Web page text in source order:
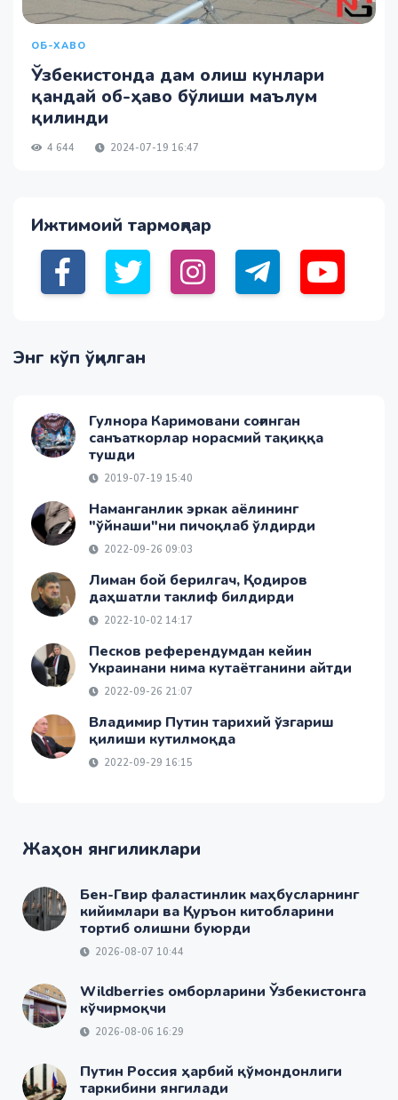
ОБ-ХАВО
Ўзбекистонда дам олиш кунлари
қандай об-ҳаво бўлиши маълум
қилинди
4 644 2024-07-19 16:47
Ижтимоий тармоқлар
Энг кўп ўқилган
Гулнора Каримовани соғинган
санъаткорлар норасмий тақиққа
тушди
2019-07-19 15:40
Наманганлик эркак аёлининг
"ўйнаши"ни пичоқлаб ўлдирди
2022-09-26 09:03
Лиман бой берилгач, Қодиров
даҳшатли таклиф билдирди
2022-10-02 14:17
Песков референдумдан кейин
Украинани нима кутаётганини айтди
2022-09-26 21:07
Владимир Путин тарихий ўзгариш
қилиши кутилмоқда
2022-09-29 16:15
Жаҳон янгиликлари
Бен-Гвир фаластинлик маҳбусларнинг
кийимлари ва Қуръон китобларини
тортиб олишни буюрди
2026-08-07 10:44
Wildberries омборларини Ўзбекистонга
кўчирмоқчи
2026-08-06 16:29
Путин Россия ҳарбий қўмондонлиги
таркибини янгилади